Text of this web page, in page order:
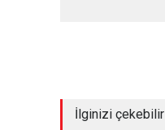
İlginizi çekebilir